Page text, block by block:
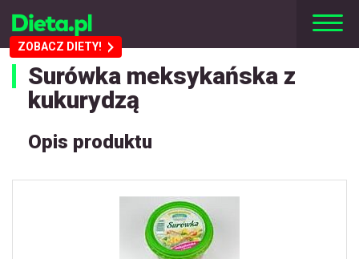
ZOBACZ DIETY!
Surówka meksykańska z
kukurydzą
Opis produktu